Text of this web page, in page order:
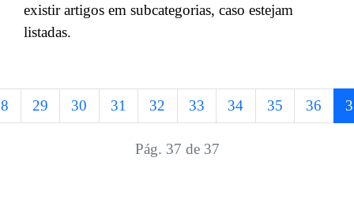
existir artigos em subcategorias, caso estejam
listadas.
29 30 31 32 33 34 35 36
Pág. 37 de 37